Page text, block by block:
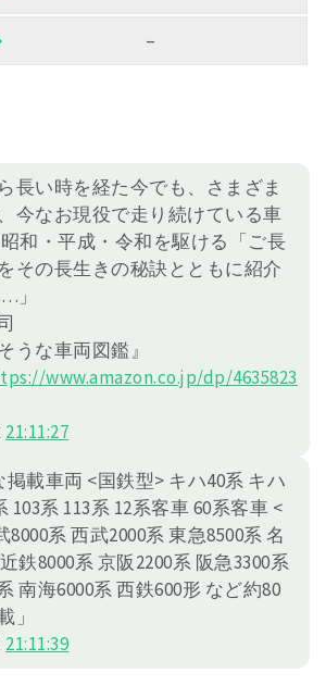
–
長い時を経た今でも、さまざま
今なお現役で走り続けている車
和・平成・令和を駆ける「ご長
その長生きの秘訣とともに紹介
」
うな車両図鑑』
www.amazon.co.jp/dp/4635823
21:11:27
掲載車両 <国鉄型> キハ40系 キハ
103系 113系 12系客車 60系客車 <
8000系 西武2000系 東急8500系 名
鉄8000系 京阪2200系 阪急3300系
南海6000系 西鉄600形 など約80
」
21:11:39